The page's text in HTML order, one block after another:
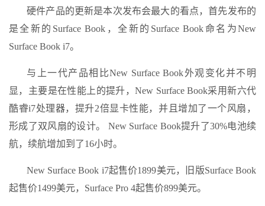
硬件产品的更新是本次发布会最大的看点，首先发布的
是全新的Surface Book，全新的Surface Book命名为New
Surface Book i7。
与上一代产品相比New Surface Book外观变化并不明
显，主要是在性能上的提升，New Surface Book采用新六代
酷睿i7处理器，提升2倍显卡性能，并且增加了一个风扇，
形成了双风扇的设计。 New Surface Book提升了30%电池续
航，续航增加到了16小时。
New Surface Book i7起售价1899美元，旧版Surface Book
起售价1499美元，Surface Pro 4起售价899美元。